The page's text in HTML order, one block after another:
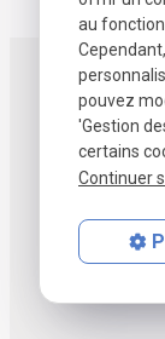
au
pouvez
'Gestion
certains
Continuer